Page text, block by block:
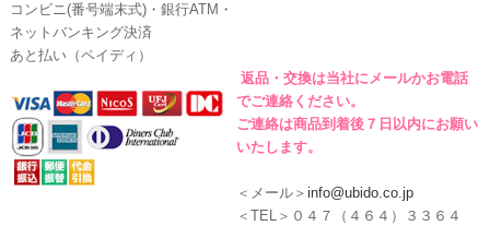
コンビニ(番号端末式)・銀行ATM・
ネットバンキング決済
あと払い（ペイディ）
返品・交換は当社にメールかお電話
でご連絡ください。
ご連絡は商品到着後７日以内にお願い
いたします。
＜メール＞ info@ubido.co.jp
＜TEL＞０４７（４６４）３３６４